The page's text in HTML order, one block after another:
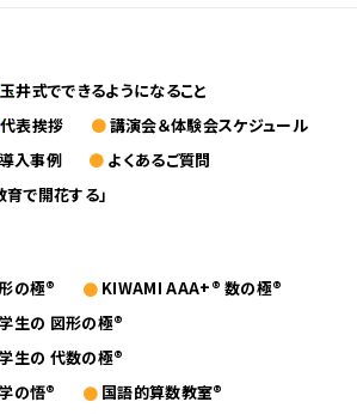
玉井式でできるようになること
代表挨拶
講演会＆体験会スケジュール
入事例
よくあるご質問
で開花する」
の極®
KIWAMI AAA+® 数の極®
生の 図形の極®
生の 代数の極®
の悟®
国語的算数教室®